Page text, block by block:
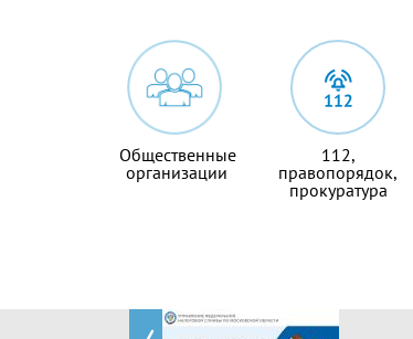
Общественные
организации
112,
правопорядок,
прокуратура